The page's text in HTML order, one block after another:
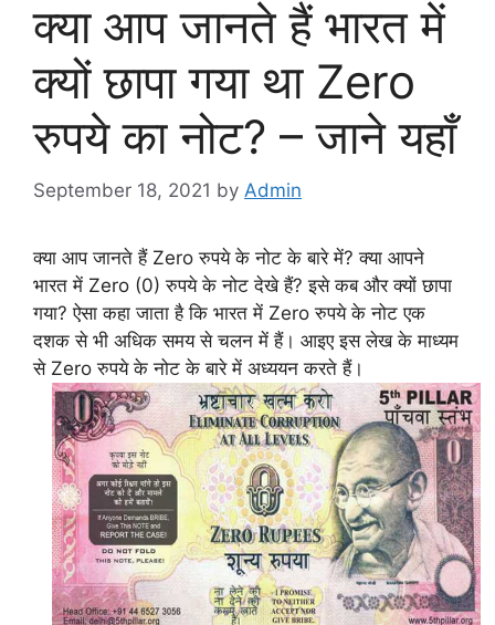
क्या आप जानते हैं भारत में
क्यों छापा गया था Zero
रुपये का नोट? – जाने यहाँ
September 18, 2021 by Admin
क्या आप जानते हैं Zero रुपये के नोट के बारे में? क्या आपने
भारत में Zero (0) रुपये के नोट देखे हैं? इसे कब और क्यों छापा
गया? ऐसा कहा जाता है कि भारत में Zero रुपये के नोट एक
दशक से भी अधिक समय से चलन में हैं। आइए इस लेख के माध्यम
से Zero रुपये के नोट के बारे में अध्ययन करते हैं।